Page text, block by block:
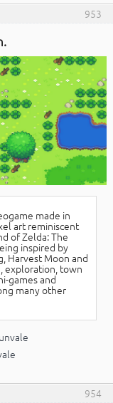
953
made in
art reminiscent
of Zelda: The
inspired by
Harvest Moon and
exploration, town
games and
many other
954